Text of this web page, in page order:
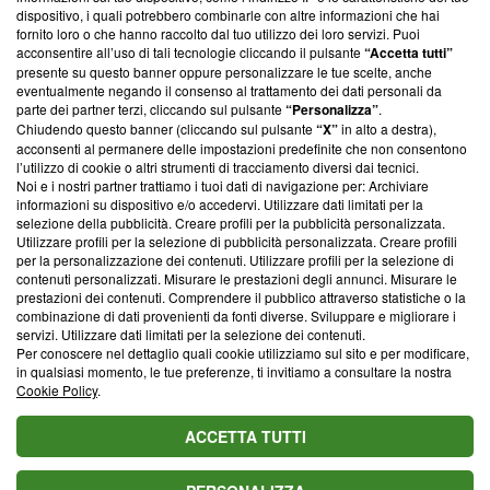
‘Trust Project - News with Integrity’Blasting News non è
ancora membro del programma, ma ha richiesto di farne
parte; Trust Project non ha ancora effettuato una verifica di
conformità agli standard.
Su di noi
Team editoriale
Corporate
Redazione
Informativa Privacy
Cookie Policy
Blasting SA, IDI CHE-247.845.224, Via Carlo Frasca, 3 - 6900
Lugano (Svizzera) Tel:+39 0690258937
© 2026 Blasting News
dispositivo, i quali potrebbero combinarle con altre informazioni che hai
fornito loro o che hanno raccolto dal tuo utilizzo dei loro servizi. Puoi
acconsentire all’uso di tali tecnologie cliccando il pulsante“Accetta tutti”
presente su questo banner oppure personalizzare le tue scelte, anche
eventualmente negando il consenso al trattamento dei dati personali da
parte dei partner terzi, cliccando sul pulsante“Personalizza”.
Chiudendo questo banner (cliccando sul pulsante“X”in alto a destra),
acconsenti al permanere delle impostazioni predefinite che non consentono
l’utilizzo di cookie o altri strumenti di tracciamento diversi dai tecnici.
Noi e i nostri partner trattiamo i tuoi dati di navigazione per: Archiviare
informazioni su dispositivo e/o accedervi. Utilizzare dati limitati per la
selezione della pubblicità. Creare profili per la pubblicità personalizzata.
Utilizzare profili per la selezione di pubblicità personalizzata. Creare profili
per la personalizzazione dei contenuti. Utilizzare profili per la selezione di
contenuti personalizzati. Misurare le prestazioni degli annunci. Misurare le
prestazioni dei contenuti. Comprendere il pubblico attraverso statistiche o la
combinazione di dati provenienti da fonti diverse. Sviluppare e migliorare i
servizi. Utilizzare dati limitati per la selezione dei contenuti.
Per conoscere nel dettaglio quali cookie utilizziamo sul sito e per modificare,
in qualsiasi momento, le tue preferenze, ti invitiamo a consultare la nostra
Cookie Policy.
ACCETTA TUTTI